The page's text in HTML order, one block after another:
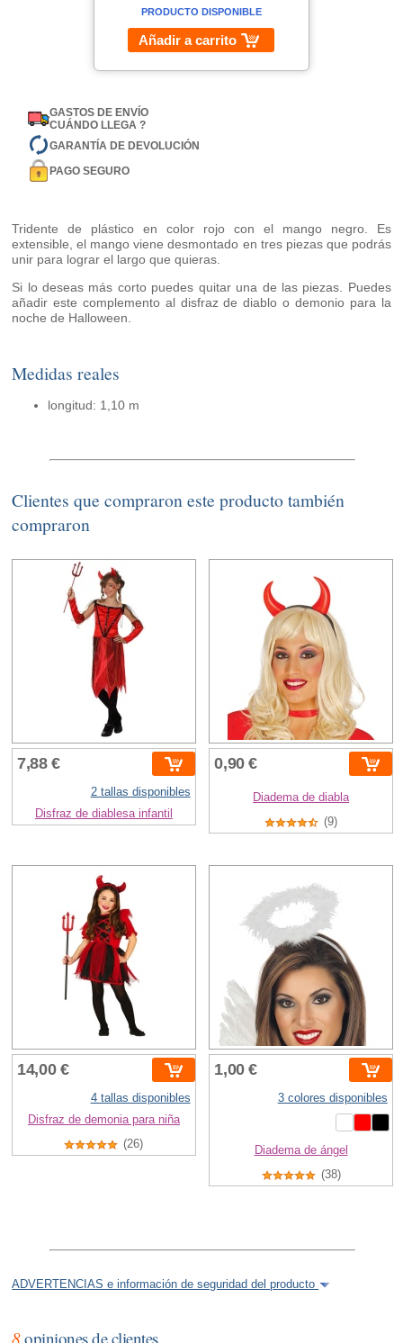
PRODUCTO DISPONIBLE
Añadir a carrito
GASTOS DE ENVÍO
CUÁNDO LLEGA ?
GARANTÍA DE DEVOLUCIÓN
PAGO SEGURO
Tridente de plástico en color rojo con el mango negro. Es
extensible, el mango viene desmontado en tres piezas que podrás
unir para lograr el largo que quieras.
Si lo deseas más corto puedes quitar una de las piezas. Puedes
añadir este complemento al disfraz de diablo o demonio para la
noche de Halloween.
Medidas reales
longitud: 1,10 m
Clientes que compraron este producto también
compraron
7,88 €
2 tallas disponibles
Disfraz de diablesa infantil
0,90 €
Diadema de diabla
(9)
14,00 €
4 tallas disponibles
Disfraz de demonia para niña
(26)
1,00 €
3 colores disponibles
Diadema de ángel
(38)
ADVERTENCIAS e información de seguridad del producto
8opiniones de clientes